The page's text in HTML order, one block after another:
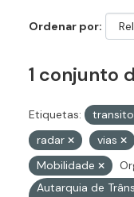
Ordenar por
1 conjunto
Etiquetas: transito
radar
vias
Mobilidade
Autarquia de